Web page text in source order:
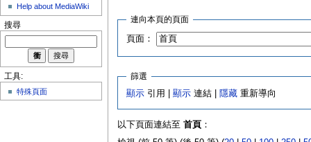
連向本頁的頁面
頁面：
篩選
顯示 引用 |顯示 連結 | 隱藏 重新導向
以下頁面連結至 首頁 ：
Help about MediaWiki
搜尋
工具:
特殊頁面